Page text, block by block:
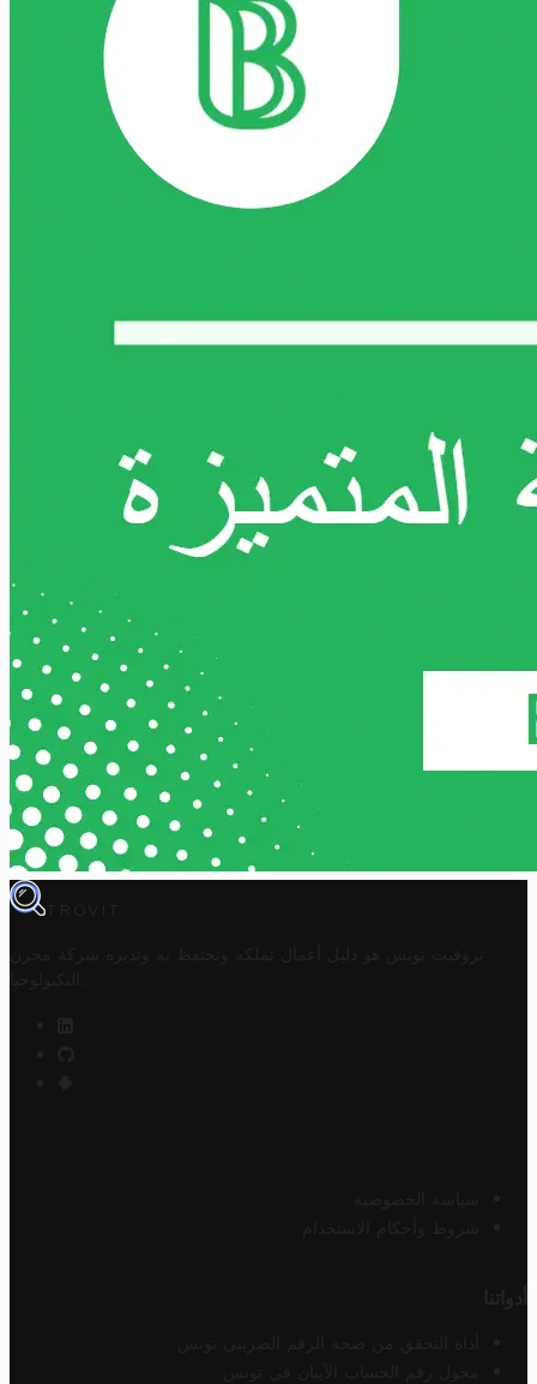
TROVIT
تروفيت تونس هو دليل أعمال تملكه وتحتفظ به وتديره
شركة مخزن
التكنولوجيا
سياسة الخصوصية
شروط وأحكام الاستخدام
أدواتنا
أداة التحقق من صحة الرقم الضريبي تونس
محول رقم الحساب الآيبان في تونس